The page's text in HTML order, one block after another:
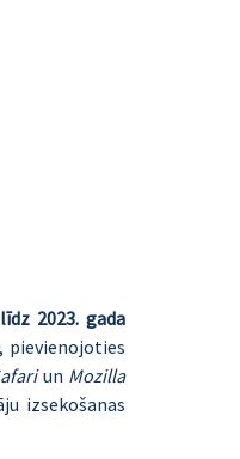
līdz 2023. gada
, pievienojoties
un Mozilla
izsekošanas